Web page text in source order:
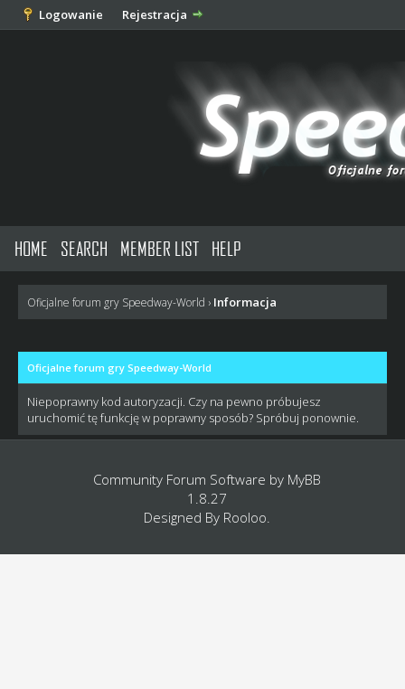
Logowanie Rejestracja
HOME SEARCH MEMBER LIST HELP
Oficjalne forum gry Speedway-World › Informacja
Oficjalne forum gry Speedway-World
Niepoprawny kod autoryzacji. Czy na pewno próbujesz
uruchomić tę funkcję w poprawny sposób? Spróbuj ponownie.
Community Forum Software by MyBB
1.8.27
Designed By Rooloo.